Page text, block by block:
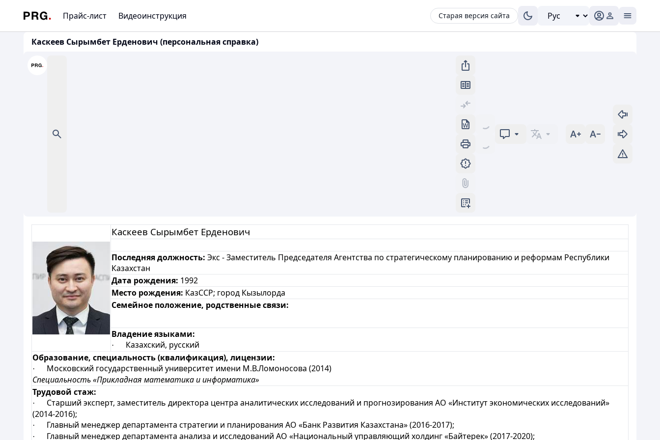
Прайс-лист Видеоинструкция Старая версия сайта
Каскеев Сырымбет Ерденович (персональная справка)
Каскеев Сырымбет Ерденович
Последняя должность: Экс - Заместитель Председателя Агентства по стратегическому планированию и реформам Республики
Казахстан
Дата рождения: 1992
Место рождения: КазССР; город Кызылорда
Семейное положение, родственные связи:
Владение языками:
·
Казахский, русский
Образование, специальность (квалификация), лицензии:
·
Московский государственный университет имени М.В.Ломоносова (2014)
Специальность «Прикладная математика и информатика»
Трудовой стаж:
·
Старший эксперт, заместитель директора центра аналитических исследований и прогнозирования АО «Институт экономических исследований»
(2014-2016);
· Главный менеджер департамента стратегии и планирования АО «Банк Развития Казахстана» (2016-2017);
· Главный менеджер департамента анализа и исследований АО «Национальный управляющий холдинг «Байтерек» (2017-2020);